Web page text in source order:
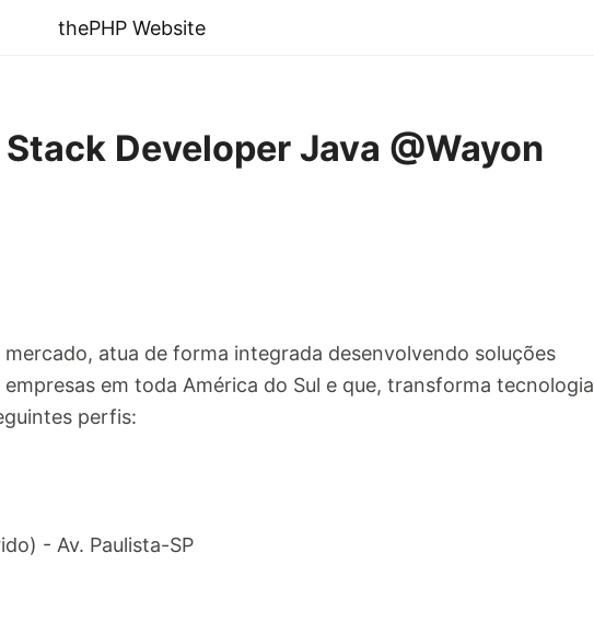
thePHP Website
Developer Java @Wayon
atua de forma integrada desenvolvendo soluções
em toda América do Sul e que, transforma tecnologia
perfis:
- Av. Paulista-SP